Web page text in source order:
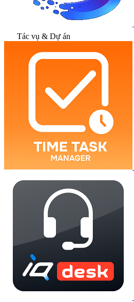
Tác vụ & Dự án